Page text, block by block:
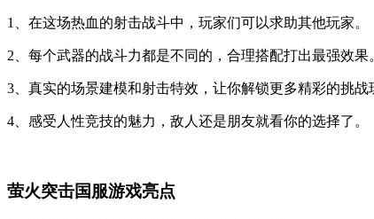
1、在这场热血的射击战斗中，玩家们可以求助其他玩家。
2、每个武器的战斗力都是不同的，合理搭配打出最强效果
3、真实的场景建模和射击特效，让你解锁更多精彩的挑战
4、感受人性竞技的魅力，敌人还是朋友就看你的选择了。
萤火突击国服游戏亮点